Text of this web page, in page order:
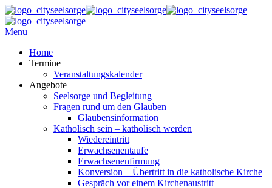
Menu
Home
Termine
Veranstaltungskalender
Angebote
Seelsorge und Begleitung
Fragen rund um den Glauben
Glaubensinformation
Katholisch sein – katholisch werden
Wiedereintritt
Erwachsenentaufe
Erwachsenenfirmung
Konversion – Übertritt in die katholische Kirche
Gespräch vor einem Kirchenaustritt